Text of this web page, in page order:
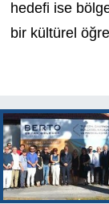
hedefi ise
bir kültürel